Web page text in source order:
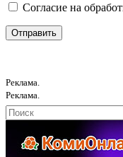
Согласие на
Реклама.
Реклама.